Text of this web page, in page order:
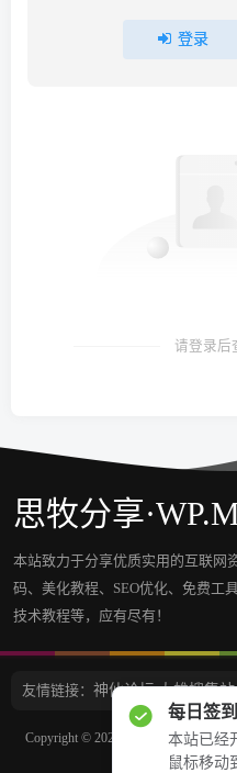
登录
请登录后
思牧分享
本站致力于分享优质实用的互联网
码、美化教程、SEO优化、免费工
技术教程等，应有尽有！
友情链接： 神仙论坛 大雄搜集站
Copyright © 2022 - 2023 思牧分享
每日签
本站已经
鼠标移动